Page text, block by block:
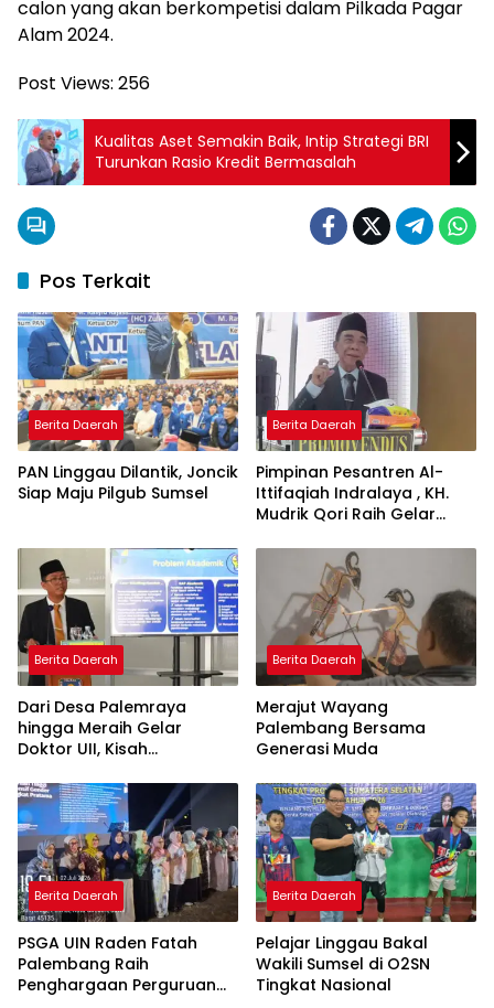
calon yang akan berkompetisi dalam Pilkada Pagar
Alam 2024.
Post Views: 256
Kualitas Aset Semakin Baik, Intip Strategi BRI
Turunkan Rasio Kredit Bermasalah
Pos Terkait
Berita Daerah
PAN Linggau Dilantik, Joncik
Siap Maju Pilgub Sumsel
Berita Daerah
Pimpinan Pesantren Al-
Ittifaqiah Indralaya , KH.
Mudrik Qori Raih Gelar
Model Pembelajaran
Nagham Al-Qur’an di UMM
Berita Daerah
Dari Desa Palemraya
hingga Meraih Gelar
Doktor UII, Kisah
Yogyakarta yang Pernah
Menjadi Driver Taksi Online
Berita Daerah
Merajut Wayang
Palembang Bersama
Generasi Muda
Berita Daerah
PSGA UIN Raden Fatah
Palembang Raih
Penghargaan Perguruan
Berita Daerah
Pelajar Linggau Bakal
Wakili Sumsel di O2SN
Tingkat Nasional